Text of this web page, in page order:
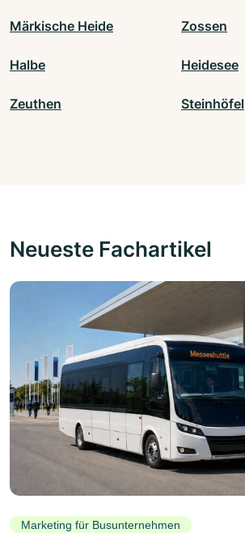
Märkische Heide Zossen
Halbe Heidesee
Zeuthen Steinhöfel
Neueste Fachartikel
Marketing für Busunternehmen